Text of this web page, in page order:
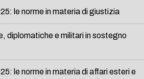
le norme in materia di giustizia
diplomatiche e militari in sostegno
le norme in materia di affari esteri e